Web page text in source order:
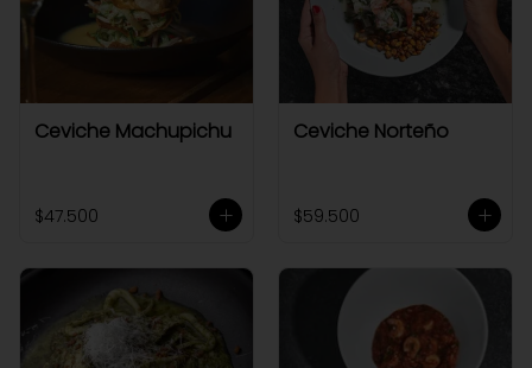
Ceviche Machupichu
$47.500
Ceviche Norteño
$59.500